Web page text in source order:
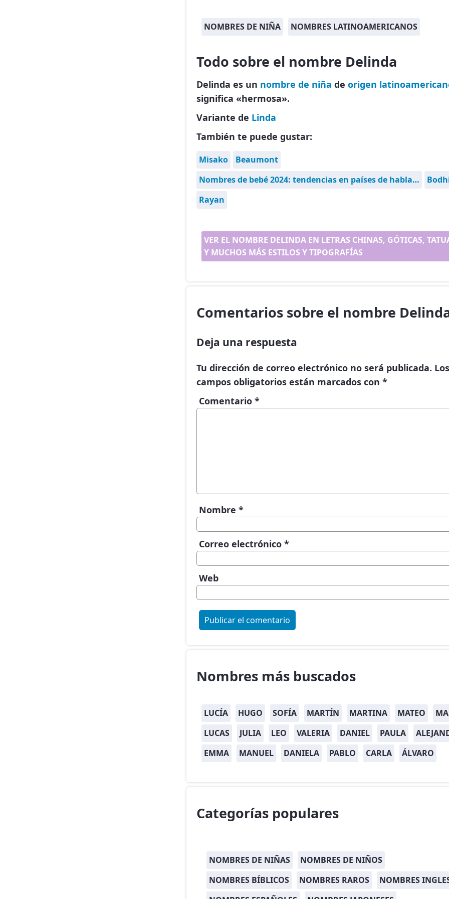
NOMBRES DE NIÑA NOMBRES LATINOAMERICANOS
Todo sobre el nombre Delinda
Delinda es un nombre de niña de origen
significa «hermosa».
Variante de Linda
También te puede gustar:
Misako
Beaumont
Nombres de bebé 2024: tendencias en países de habla…
Rayan
VER EL NOMBRE DELINDA EN LETRAS CHINAS, GÓTICAS,
Y MUCHOS MÁS ESTILOS Y TIPOGRAFÍAS
Comentarios sobre el nombre
Deja una respuesta
Tu dirección de correo electrónico no será publicada. Los
campos obligatorios están marcados con *
Comentario *
Nombre *
Correo electrónico *
Web
Nombres más buscados
LUCÍA HUGO SOFÍA MARTÍN MARTINA MATEO
LUCAS
JULIA LEO VALERIA DANIEL PAULA
EMMA
MANUEL DANIELA PABLO CARLA ÁLVARO
Categorías populares
NOMBRES DE NIÑAS
NOMBRES DE NIÑOS
NOMBRES BÍBLICOS
NOMBRES RAROS
NOMBRES